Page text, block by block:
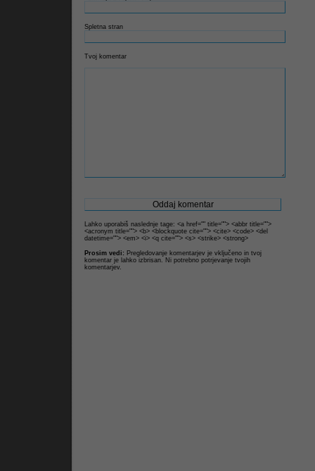
Spletna stran
Tvoj komentar
Lahko uporabiš naslednje tage: <a href="" title=""> <abbr title="">
<acronym title=""> <b> <blockquote cite=""> <cite> <code> <del
datetime=""> <em> <i> <q cite=""> <s> <strike> <strong>
Prosim vedi: Pregledovanje komentarjev je vključeno in tvoj
komentar je lahko izbrisan. Ni potrebno potrjevanje tvojih
komentarjev.